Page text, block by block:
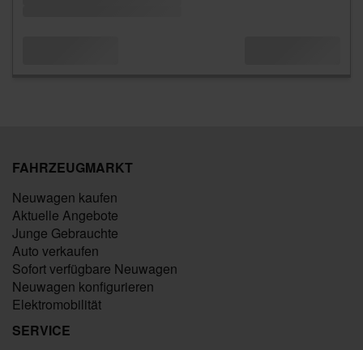
FAHRZEUGMARKT
Neuwagen kaufen
Aktuelle Angebote
Junge Gebrauchte
Auto verkaufen
Sofort verfügbare Neuwagen
Neuwagen konfigurieren
Elektromobilität
SERVICE